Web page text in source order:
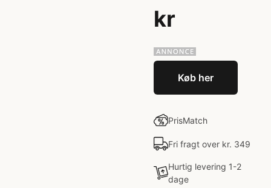
kr
Køb her
PrisMatch
Fri fragt over kr. 349
Hurtig levering 1-2
dage